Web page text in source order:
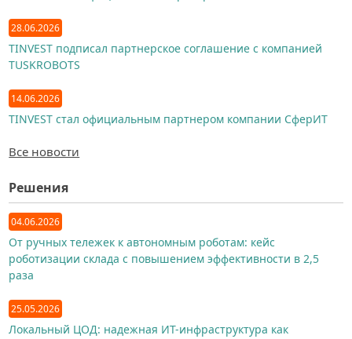
28.06.2026
TINVEST подписал партнерское соглашение с компанией
TUSKROBOTS
14.06.2026
TINVEST стал официальным партнером компании СферИТ
Все новости
Решения
04.06.2026
От ручных тележек к автономным роботам: кейс
роботизации склада с повышением эффективности в 2,5
раза
25.05.2026
Локальный ЦОД: надежная ИТ-инфраструктура как